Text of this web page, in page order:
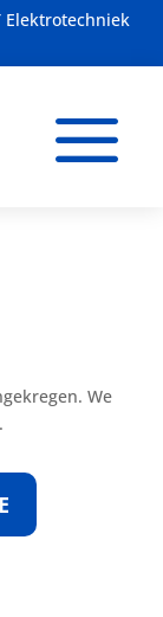
Elektrotechniek
a
We